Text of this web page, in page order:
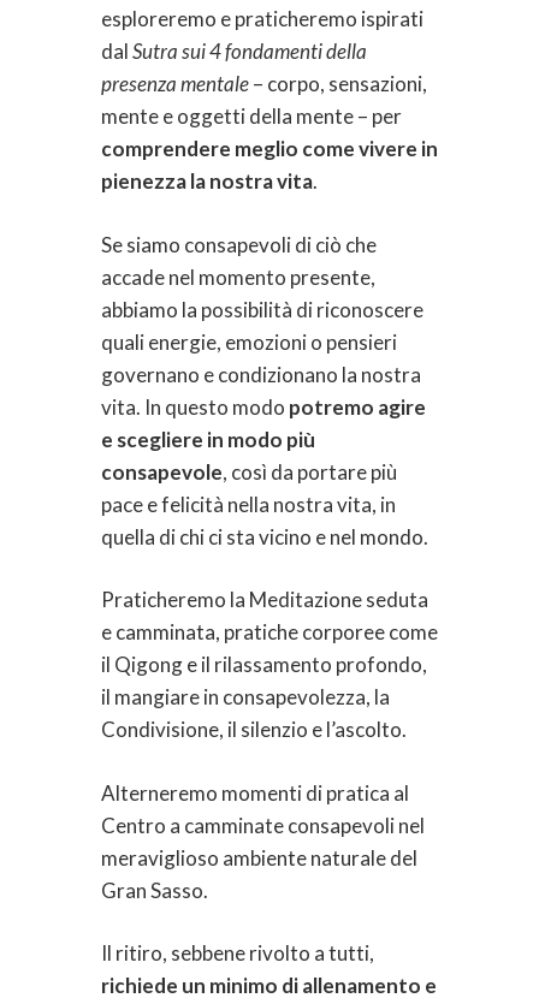
esploreremo e praticheremo ispirati
dalSutra sui 4 fondamenti della
presenza mentale– corpo, sensazioni,
mente e oggetti della mente – per
comprendere meglio come vivere in
pienezza la nostra vita.
Se siamo consapevoli di ciò che
accade nel momento presente,
abbiamo la possibilità di riconoscere
quali energie, emozioni o pensieri
governano e condizionano la nostra
vita. In questo modo potremo agire
e scegliere in modo più
consapevole, così da portare più
pace e felicità nella nostra vita, in
quella di chi ci sta vicino e nel mondo.
Praticheremo la Meditazione seduta
e camminata, pratiche corporee come
il Qigong e il rilassamento profondo,
il mangiare in consapevolezza, la
Condivisione, il silenzio e l’ascolto.
Alterneremo momenti di pratica al
Centro a camminate consapevoli nel
meraviglioso ambiente naturale del
Gran Sasso.
Il ritiro, sebbene rivolto a tutti,
richiede un minimo di allenamento e